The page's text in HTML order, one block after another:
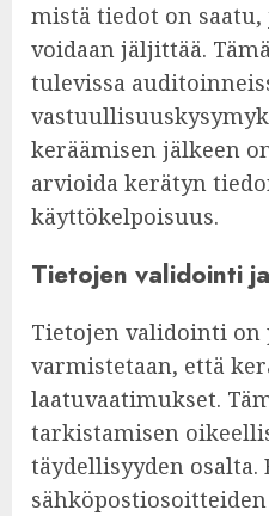
mistä tiedot on
voidaan jäljittää.
tulevissa
keräämisen jälkeen
arvioida kerätyn
käyttökelpoisuus.
Tietojen validointi
Tietojen validointi on
varmistetaan, että
laatuvaatimukset.
tarkistamisen
täydellisyyden